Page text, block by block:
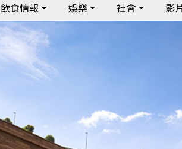
飲食情報 娛樂 社會 影